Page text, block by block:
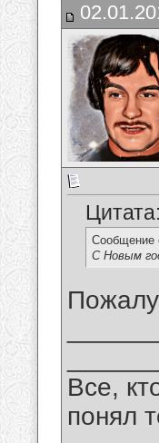
Цитата:
Сообщение
С Новым
Все,
понял